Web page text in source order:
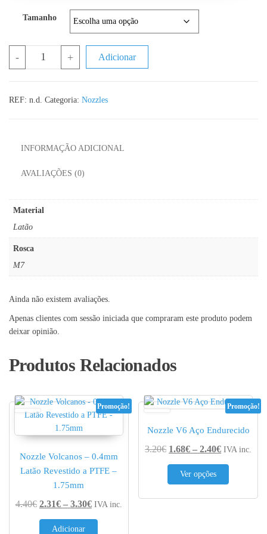
Tamanho
- + Adicionar
REF: n.d. Categoria: Nozzles
INFORMAÇÃO ADICIONAL
AVALIAÇÕES (0)
Material
Latão
Rosca
M7
Ainda não existem avaliações.
Apenas clientes com sessão iniciada que compraram este produto podem
deixar opinião.
Produtos Relacionados
Promoção!
Nozzle Volcanos – 0.4mm
Latão Revestido a PTFE –
1.75mm
4.40€ 2.31€ – 3.30€Price range: 2.31€ through 3.30€
IVA inc.
Adicionar
Promoção!
Nozzle V6 Aço Endurecido
3.20€ 1.68€ – 2.40€Price
IVA inc.
Ver opções
This